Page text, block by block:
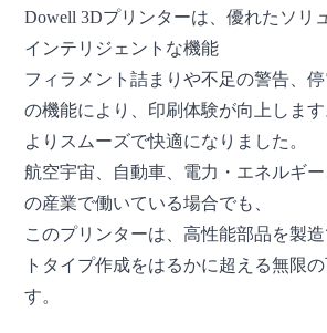
Dowell 3Dプリンターは、優れたソリ
インテリジェントな機能
フィラメント詰まりや不足の警告、
の機能により、印刷体験が向上します
よりスムーズで快適になりました。
航空宇宙、自動車、電力・エネルギ
の産業で働いている場合でも、
このプリンターは、高性能部品を製
トタイプ作成をはるかに超える無限
す。